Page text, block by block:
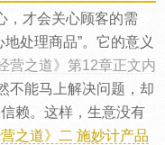
，才会关心顾客的需
处理商品”。它的意义
营之道》第12章正文内
不能马上解决问题，却
赖。这样，生意没有
之道》二 施妙计产品